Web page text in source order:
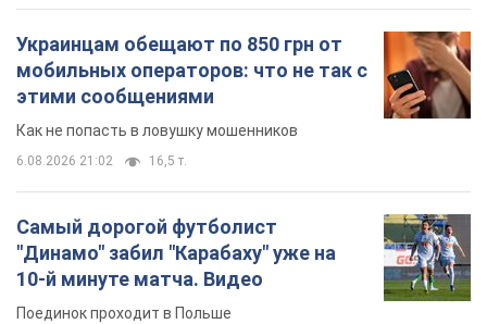
Украинцам обещают по 850 грн от
мобильных операторов: что не так с
этими сообщениями
Как не попасть в ловушку мошенников
6.08.2026 21:02 16,5 т.
Самый дорогой футболист
"Динамо" забил "Карабаху" уже на
10-й минуте матча. Видео
Поединок проходит в Польше